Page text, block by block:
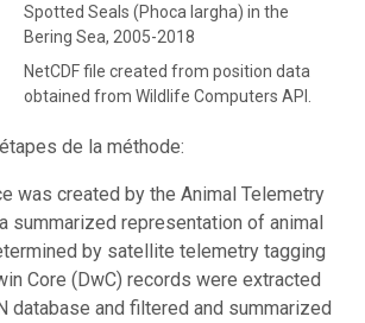
Spotted Seals (Phoca largha) in the
Bering Sea, 2005-2018
NetCDF file created from position data
obtained from Wildlife Computers API.
de la méthode:
was created by the Animal Telemetry
summarized representation of animal
by satellite telemetry tagging
Core (DwC) records were extracted
database and filtered and summarized